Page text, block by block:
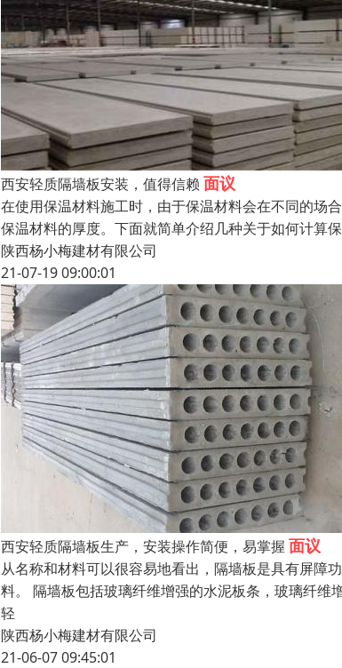
西安轻质隔墙板安装，值得信赖 面议
在使用保温材料施工时，由于保温材料会在不同的场
保温材料的厚度。下面就简单介绍几种关于如何计算
陕西杨小梅建材有限公司
21-07-19 09:00:01
西安轻质隔墙板生产，安装操作简便，易掌握 面议
从名称和材料可以很容易地看出，隔墙板是具有屏障
料。 隔墙板包括玻璃纤维增强的水泥板条，玻璃纤
轻
陕西杨小梅建材有限公司
21-06-07 09:45:01